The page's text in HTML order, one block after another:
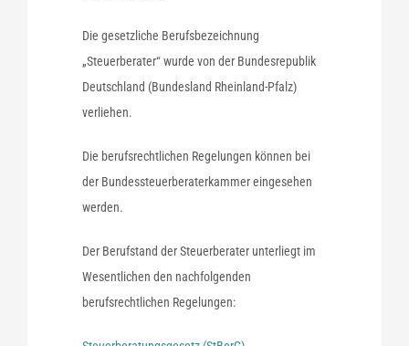
Die gesetzliche Berufsbezeichnung
„Steuerberater“ wurde von der Bundesrepublik
Deutschland (Bundesland Rheinland-Pfalz)
verliehen.
Die berufsrechtlichen Regelungen können bei
der Bundessteuerberaterkammer eingesehen
werden.
Der Berufstand der Steuerberater unterliegt im
Wesentlichen den nachfolgenden
berufsrechtlichen Regelungen: